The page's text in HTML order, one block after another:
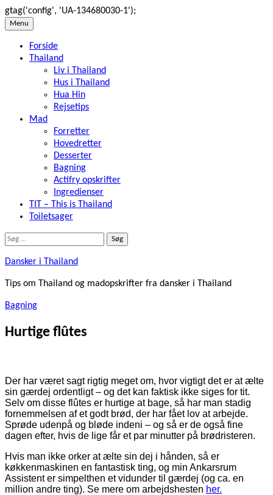
gtag('config', 'UA-134680030-1');
Skip
content
Menu
Forside
Thailand
Liv i Thailand
Hus i Thailand
Hua Hin
Rejsetips
Mad
Forretter
Hovedretter
Desserter
Bagning
Actifry opskrifter
Ingredienser
TIT – This is Thailand
Toiletsager
Søg
Dansker i Thailand
Tips om Thailand og madopskrifter fra dansker i Thailand
Bagning
Hurtige flûtes
Der har været sagt rigtig meget om, hvor vigtigt det er at ælte
sin gærdej ordentligt – og det kan faktisk ikke siges for tit.
Selv om disse flûtes er hurtige at bage, så har man stadig
fornemmelsen af et godt brød, der har fået lov at arbejde.
Sprøde udenpå og bløde indeni – og så er de også fine
dagen efter, hvis de lige får et par minutter på brødristeren.
Hvis man ikke orker at ælte sin dej i hånden, så er
køkkenmaskinen en fantastisk ting, og min Ankarsrum
Assistent er simpelthen et vidunder til gærdej (og ca. en
million andre ting). Se mere om arbejdshesten her.